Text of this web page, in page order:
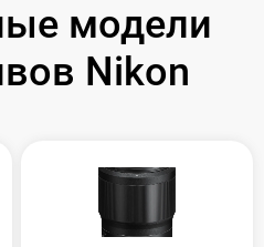
модели
Nikon